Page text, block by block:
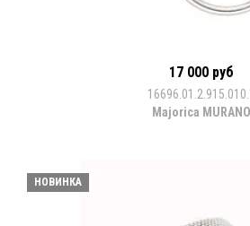
17 000 руб
Majorica MURANO
НОВИНКА